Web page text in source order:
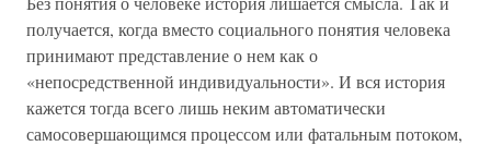
получается, когда вместо социального понятия человека
принимают представление о нем как о
«непосредственной индивидуальности». И вся история
кажется тогда всего лишь неким автоматически
самосовершающимся процессом или фатальным потоком,